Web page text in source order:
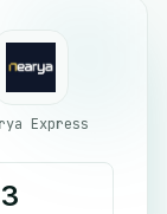
Express
3